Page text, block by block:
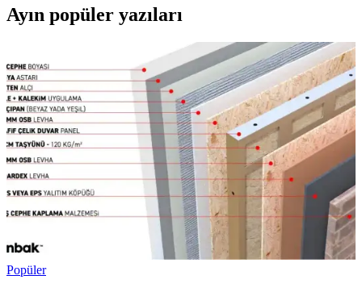
Ayın popüler yazıları
Popüler